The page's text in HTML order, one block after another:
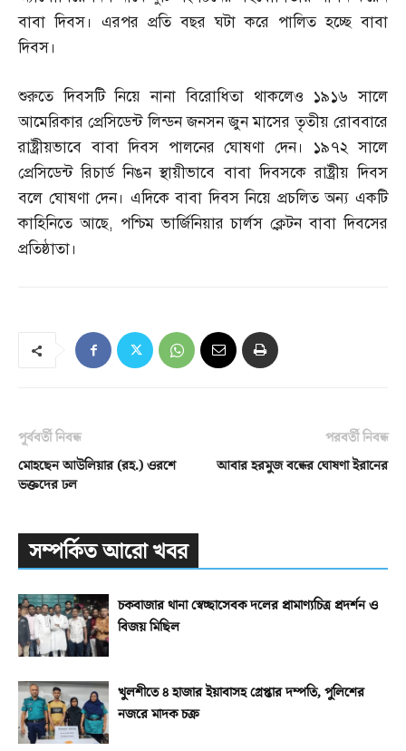
বাবা দিবস। এরপর প্রতি বছর ঘটা করে পালিত হচ্ছে বাবা
দিবস।
শুরুতে দিবসটি নিয়ে নানা বিরোধিতা থাকলেও ১৯১৬ সালে
আমেরিকার প্রেসিডেন্ট লিন্ডন জনসন জুন মাসের তৃতীয় রোববারে
রাষ্ট্রীয়ভাবে বাবা দিবস পালনের ঘোষণা দেন। ১৯৭২ সালে
প্রেসিডেন্ট রিচার্ড নিঙন স্থায়ীভাবে বাবা দিবসকে রাষ্ট্রীয় দিবস
বলে ঘোষণা দেন। এদিকে বাবা দিবস নিয়ে প্রচলিত অন্য একটি
কাহিনিতে আছে, পশ্চিম ভার্জিনিয়ার চার্লস ক্লেটন বাবা দিবসের
প্রতিষ্ঠাতা।
পূর্ববর্তী নিবন্ধ
মোহছেন আউলিয়ার (রহ.) ওরশে
ভক্তদের ঢল
পরবর্তী নিবন্ধ
আবার হরমুজ বন্ধের ঘোষণা ইরানের
সম্পর্কিত আরো খবর
চকবাজার থানা স্বেচ্ছাসেবক দলের প্রামাণ্যচিত্র প্রদর্শন ও
বিজয় মিছিল
খুলশীতে ৪ হাজার ইয়াবাসহ গ্রেপ্তার দম্পতি, পুলিশের
নজরে মাদক চক্র